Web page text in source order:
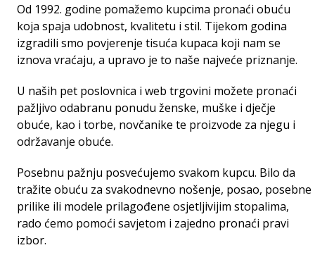
Od 1992. godine pomažemo kupcima pronaći obuću
koja spaja udobnost, kvalitetu i stil. Tijekom godina
izgradili smo povjerenje tisuća kupaca koji nam se
iznova vraćaju, a upravo je to naše najveće priznanje.
U naših pet poslovnica i web trgovini možete pronaći
pažljivo odabranu ponudu ženske, muške i dječje
obuće, kao i torbe, novčanike te proizvode za njegu i
održavanje obuće.
Posebnu pažnju posvećujemo svakom kupcu. Bilo da
tražite obuću za svakodnevno nošenje, posao, posebne
prilike ili modele prilagođene osjetljivijim stopalima,
rado ćemo pomoći savjetom i zajedno pronaći pravi
izbor.